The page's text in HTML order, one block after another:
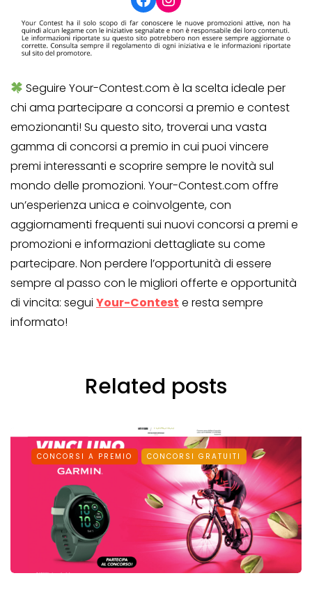
Seguire Your-Contest.com è la scelta ideale per
chi ama partecipare a concorsi a premio e contest
emozionanti! Su questo sito, troverai una vasta
gamma di concorsi a premio in cui puoi vincere
premi interessanti e scoprire sempre le novità sul
mondo delle promozioni. Your-Contest.com offre
un’esperienza unica e coinvolgente, con
aggiornamenti frequenti sui nuovi concorsi a premi e
promozioni e informazioni dettagliate su come
partecipare. Non perdere l’opportunità di essere
sempre al passo con le migliori offerte e opportunità
di vincita: segui Your-Contest e resta sempre
informato!
Related posts
CONCORSI A PREMIO CONCORSI GRATUITI